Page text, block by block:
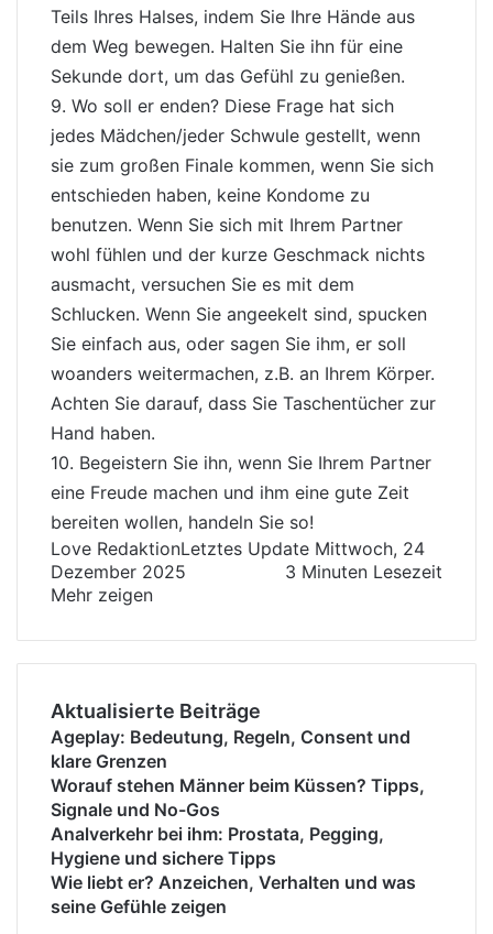
Teils Ihres Halses, indem Sie Ihre Hände aus
dem Weg bewegen. Halten Sie ihn für eine
Sekunde dort, um das Gefühl zu genießen.
9. Wo soll er enden? Diese Frage hat sich
jedes Mädchen/jeder Schwule gestellt, wenn
sie zum großen Finale kommen, wenn Sie sich
entschieden haben, keine Kondome zu
benutzen. Wenn Sie sich mit Ihrem Partner
wohl fühlen und der kurze Geschmack nichts
ausmacht, versuchen Sie es mit dem
Schlucken. Wenn Sie angeekelt sind, spucken
Sie einfach aus, oder sagen Sie ihm, er soll
woanders weitermachen, z.B. an Ihrem Körper.
Achten Sie darauf, dass Sie Taschentücher zur
Hand haben.
10. Begeistern Sie ihn, wenn Sie Ihrem Partner
eine Freude machen und ihm eine gute Zeit
bereiten wollen, handeln Sie so!
Love RedaktionLetztes Update Mittwoch, 24
Dezember 2025
3 Minuten Lesezeit
Mehr zeigen
Aktualisierte Beiträge
Ageplay: Bedeutung, Regeln, Consent und
klare Grenzen
Worauf stehen Männer beim Küssen? Tipps,
Signale und No-Gos
Analverkehr bei ihm: Prostata, Pegging,
Hygiene und sichere Tipps
Wie liebt er? Anzeichen, Verhalten und was
seine Gefühle zeigen